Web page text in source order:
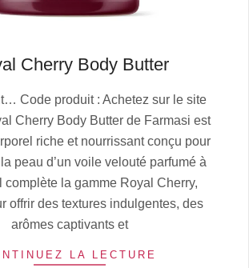
Cherry Body Butter
Code produit : Achetez sur le site
Cherry Body Butter de Farmasi est
riche et nourrissant conçu pour
peau d’un voile velouté parfumé à
complète la gamme Royal Cherry,
offrir des textures indulgentes, des
arômes captivants et
LA LECTURE